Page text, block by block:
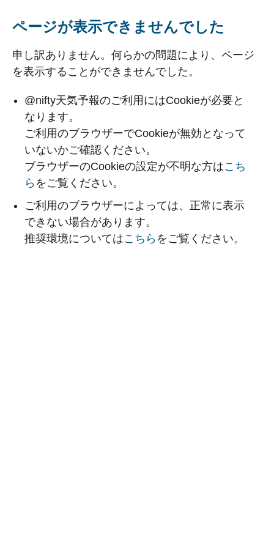
ページが表示できませんでした
申し訳ありません。何らかの問題により、ページ
を表示することができませんでした。
@nifty天気予報のご利用にはCookieが必要と
なります。
ご利用のブラウザーでCookieが無効となって
いないかご確認ください。
ブラウザーのCookieの設定が不明な方はこち
ら をご覧ください。
ご利用のブラウザーによっては、正常に表示
できない場合があります。
推奨環境についてはこちら をご覧ください。